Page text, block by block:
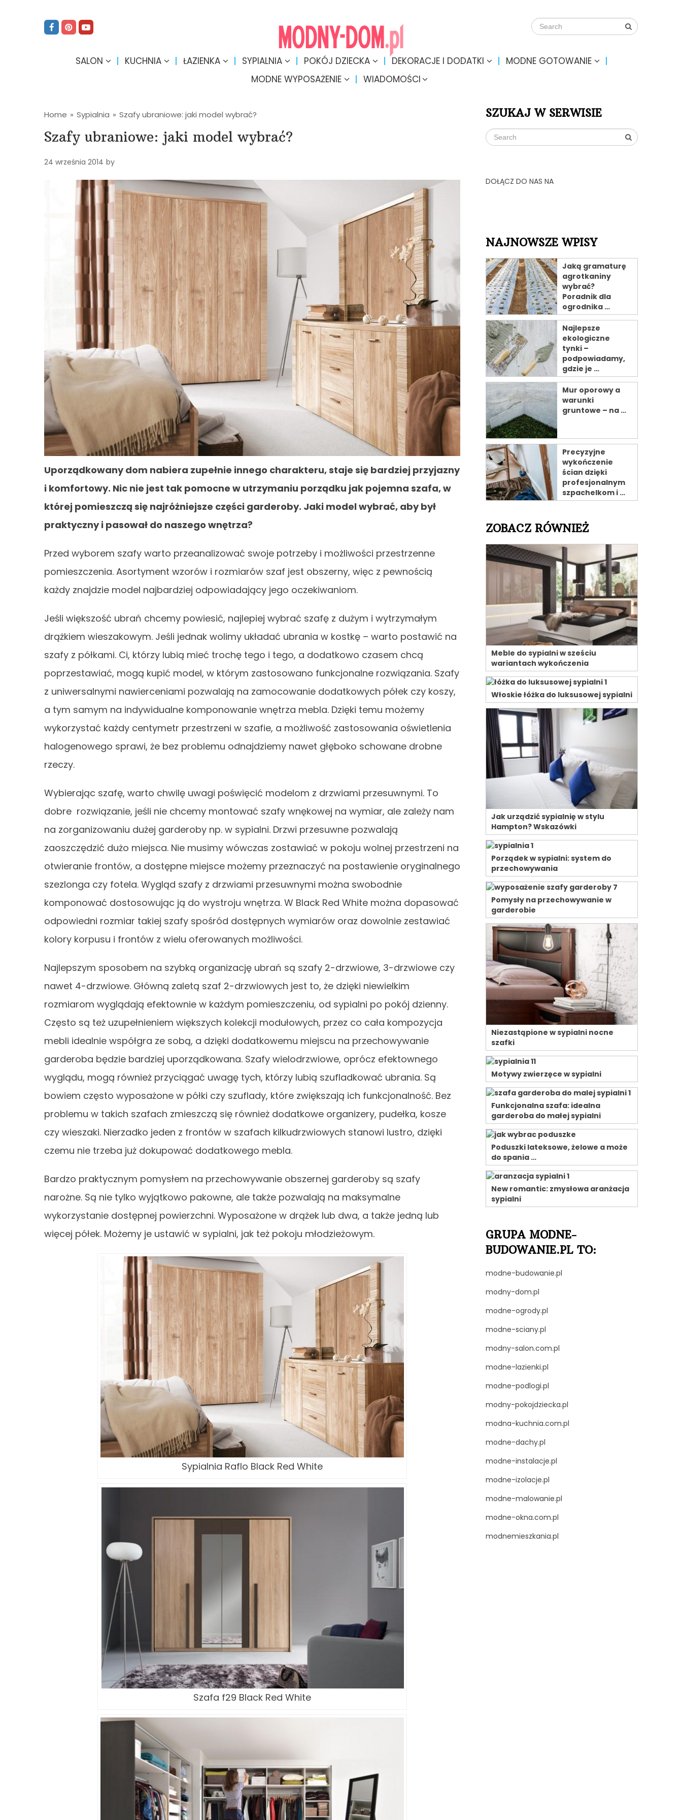
SALON KUCHNIA ŁAZIENKA SYPIALNIA POKÓJ DZIECKA DEKORACJE I DODATKI
MODNE GOTOWANIE
MODNE WYPOSAŻENIE
WIADOMOŚCI
Home » Sypialnia » Szafy ubraniowe: jaki model wybrać?
Szafy ubraniowe: jaki model wybrać?
24 września 2014 by
Uporządkowany dom nabiera zupełnie innego charakteru, staje się bardziej przyjazny
i komfortowy. Nic nie jest tak pomocne w utrzymaniu porządku jak pojemna szafa, w
której pomieszczą się najróżniejsze części garderoby. Jaki model wybrać, aby był
praktyczny i pasował do naszego wnętrza?
Przed wyborem szafy warto przeanalizować swoje potrzeby i możliwości przestrzenne
pomieszczenia. Asortyment wzorów i rozmiarów szaf jest obszerny, więc z pewnością
każdy znajdzie model najbardziej odpowiadający jego oczekiwaniom.
Jeśli większość ubrań chcemy powiesić, najlepiej wybrać szafę z dużym i wytrzymałym
drążkiem wieszakowym. Jeśli jednak wolimy układać ubrania w kostkę – warto postawić na
szafy z półkami. Ci, którzy lubią mieć trochę tego i tego, a dodatkowo czasem chcą
poprzestawiać, mogą kupić model, w którym zastosowano funkcjonalne rozwiązania. Szafy
z uniwersalnymi nawierceniami pozwalają na zamocowanie dodatkowych półek czy koszy,
a tym samym na indywidualne komponowanie wnętrza mebla. Dzięki temu możemy
wykorzystać każdy centymetr przestrzeni w szafie, a możliwość zastosowania oświetlenia
halogenowego sprawi, że bez problemu odnajdziemy nawet głęboko schowane drobne
rzeczy.
Wybierając szafę, warto chwilę uwagi poświęcić modelom z drzwiami przesuwnymi. To
dobre rozwiązanie, jeśli nie chcemy montować szafy wnękowej na wymiar, ale zależy nam
na zorganizowaniu dużej garderoby np. w sypialni. Drzwi przesuwne pozwalają
zaoszczędzić dużo miejsca. Nie musimy wówczas zostawiać w pokoju wolnej przestrzeni na
otwieranie frontów, a dostępne miejsce możemy przeznaczyć na postawienie oryginalnego
szezlonga czy fotela. Wygląd szafy z drzwiami przesuwnymi można swobodnie
komponować dostosowując ją do wystroju wnętrza. W Black Red White można dopasować
odpowiedni rozmiar takiej szafy spośród dostępnych wymiarów oraz dowolnie zestawiać
kolory korpusu i frontów z wielu oferowanych możliwości.
Najlepszym sposobem na szybką organizację ubrań są szafy 2-drzwiowe, 3-drzwiowe czy
nawet 4-drzwiowe. Główną zaletą szaf 2-drzwiowych jest to, że dzięki niewielkim
rozmiarom wyglądają efektownie w każdym pomieszczeniu, od sypialni po pokój dzienny.
Często są też uzupełnieniem większych kolekcji modułowych, przez co cała kompozycja
mebli idealnie współgra ze sobą, a dzięki dodatkowemu miejscu na przechowywanie
garderoba będzie bardziej uporządkowana. Szafy wielodrzwiowe, oprócz efektownego
wyglądu, mogą również przyciągać uwagę tych, którzy lubią szufladkować ubrania. Są
bowiem często wyposażone w półki czy szuflady, które zwiększają ich funkcjonalność. Bez
problemu w takich szafach zmieszczą się również dodatkowe organizery, pudełka, kosze
czy wieszaki. Nierzadko jeden z frontów w szafach kilkudrzwiowych stanowi lustro, dzięki
czemu nie trzeba już dokupować dodatkowego mebla.
Bardzo praktycznym pomysłem na przechowywanie obszernej garderoby są szafy
narożne. Są nie tylko wyjątkowo pakowne, ale także pozwalają na maksymalne
wykorzystanie dostępnej powierzchni. Wyposażone w drążek lub dwa, a także jedną lub
więcej półek. Możemy je ustawić w sypialni, jak też pokoju młodzieżowym.
Sypialnia Raflo Black Red White
Szafa f29 Black Red White
SZUKAJ W SERWISIE
DOŁĄCZ DO NAS NA
NAJNOWSZE WPISY
Jaką gramaturę
agrotkaniny
wybrać?
Poradnik dla
ogrodnika …
Najlepsze
ekologiczne
tynki –
podpowiadamy,
gdzie je …
Mur oporowy a
warunki
gruntowe – na …
Precyzyjne
wykończenie
ścian dzięki
profesjonalnym
szpachelkom i …
ZOBACZ RÓWNIEŻ
Meble do sypialni w sześciu
wariantach wykończenia
Włoskie łóżka do luksusowej sypialni
Jak urządzić sypialnię w stylu
Hampton? Wskazówki
Porządek w sypialni: system do
przechowywania
Pomysły na przechowywanie w
garderobie
Niezastąpione w sypialni nocne
szafki
Motywy zwierzęce w sypialni
Funkcjonalna szafa: idealna
garderoba do małej sypialni
Poduszki lateksowe, żelowe a może
do spania …
New romantic: zmysłowa aranżacja
sypialni
GRUPA MODNE-
BUDOWANIE.PL TO:
modne-budowanie.pl
modny-dom.pl
modne-ogrody.pl
modne-sciany.pl
modny-salon.com.pl
modne-lazienki.pl
modne-podlogi.pl
modny-pokojdziecka.pl
modna-kuchnia.com.pl
modne-dachy.pl
modne-instalacje.pl
modne-izolacje.pl
modne-malowanie.pl
modne-okna.com.pl
modnemieszkania.pl